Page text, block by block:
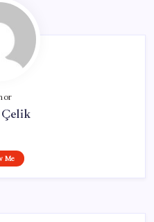
Me